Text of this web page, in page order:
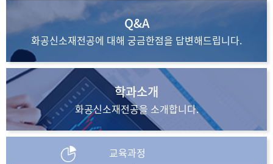
Q&A
화공신소재전공에 대해 궁금한점을 답변해드립니다.
학과소개
화공신소재전공을 소개합니다.
교육과정